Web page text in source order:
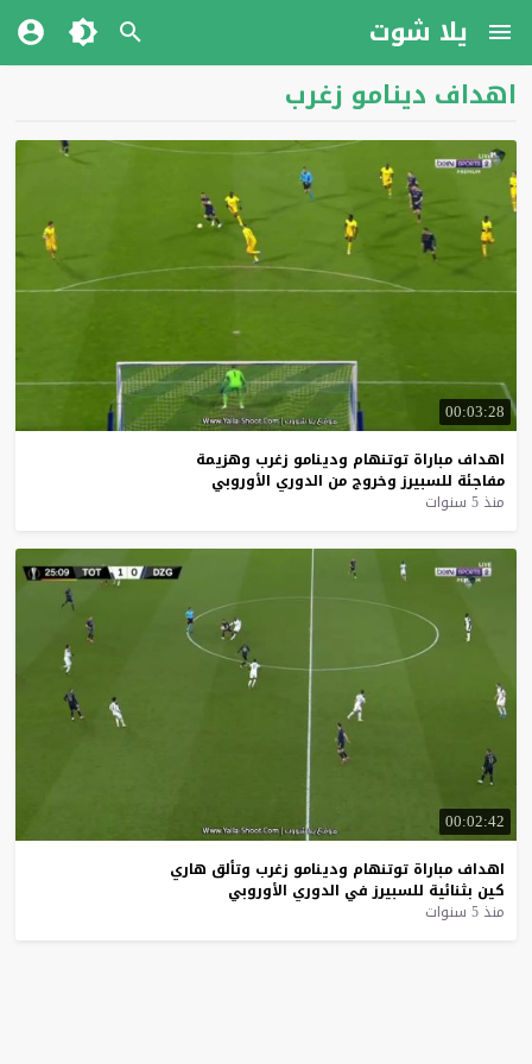
يلا شوت
اهداف دينامو زغرب
00:03:28
اهداف مباراة توتنهام ودينامو زغرب وهزيمة
مفاجئة للسبيرز وخروج من الدوري الأوروبي
منذ 5 سنوات
00:02:42
اهداف مباراة توتنهام ودينامو زغرب وتألق هاري
كين بثنائية للسبيرز في الدوري الأوروبي
منذ 5 سنوات